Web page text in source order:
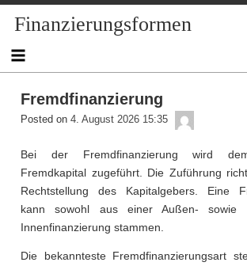
to
Finanzierungsformen
Fremdfinanzierung
Posted on 4. August 2026 15:35
Bei der Fremdfinanzierung wird
Fremdkapital zugeführt. Die Zuführung
Rechtstellung des Kapitalgebers. Eine
kann sowohl aus einer Außen- sowie
Innenfinanzierung stammen.
Die bekannteste Fremdfinanzierungsart